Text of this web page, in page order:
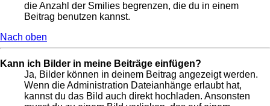
die Anzahl der Smilies begrenzen, die du in einem
Beitrag benutzen kannst.
Nach oben
Kann ich Bilder in meine Beiträge einfügen?
Ja, Bilder können in deinem Beitrag angezeigt werden.
Wenn die Administration Dateianhänge erlaubt hat,
kannst du das Bild auch direkt hochladen. Ansonsten